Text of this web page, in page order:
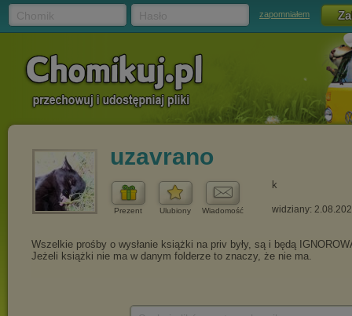
zapomniałem
uzavrano
Prezent Ulubiony Wiadomość
k
widziany: